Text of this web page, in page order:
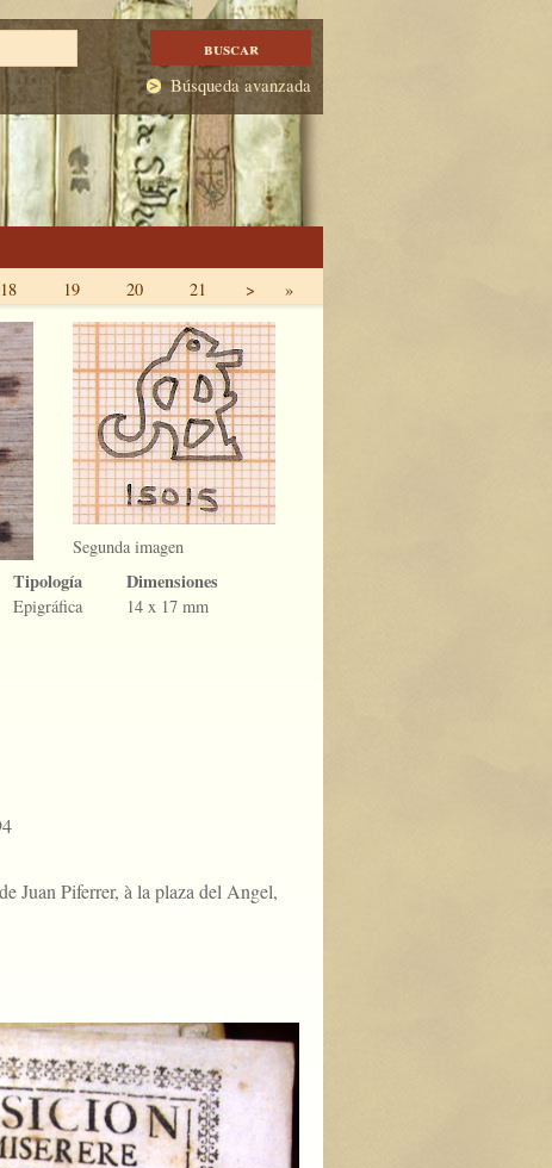
Búsqueda avanzada
18 19 20 21 > »
Segunda imagen
Tipología
Epigráfica
Dimensiones
14 x 17 mm
Juan Piferrer, à la plaza del Angel,